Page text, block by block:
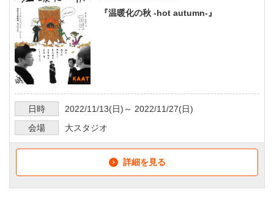
『温暖化の秋 -hot autumn-』
日時 2022/11/13(日)～ 2022/11/27(日)
会場
大スタジオ
詳細を見る